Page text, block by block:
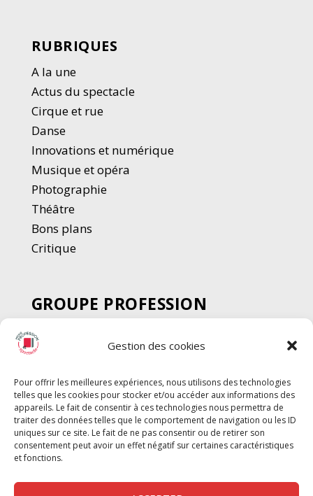
Gestion des cookies
Pour offrir les meilleures expériences, nous utilisons des technologies
telles que les cookies pour stocker et/ou accéder aux informations des
appareils. Le fait de consentir à ces technologies nous permettra de
traiter des données telles que le comportement de navigation ou les ID
uniques sur ce site. Le fait de ne pas consentir ou de retirer son
consentement peut avoir un effet négatif sur certaines caractéristiques
et fonctions.
RUBRIQUES
A la une
Actus du spectacle
Cirque et rue
Danse
Innovations et numérique
Musique et opéra
Photographie
Théâtre
Bons plans
Critique
GROUPE PROFESSION
SPECTACLE
Chèque Intermittents
Chèque Compta
Chèque Emploi Spectacle
G-Pods
Profession Audio-visuel